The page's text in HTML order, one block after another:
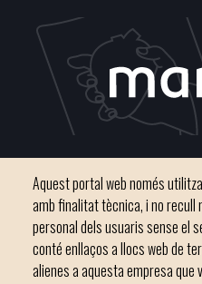
Telèfon 971 84 91
Aquest portal web només
amb finalitat tècnica, i no recull
personal dels usuaris sense el
conté enllaços a llocs web de
alienes a aquesta empresa